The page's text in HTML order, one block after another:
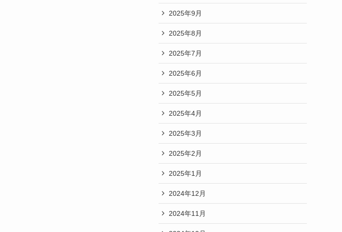
2025年9月
2025年8月
2025年7月
2025年6月
2025年5月
2025年4月
2025年3月
2025年2月
2025年1月
2024年12月
2024年11月